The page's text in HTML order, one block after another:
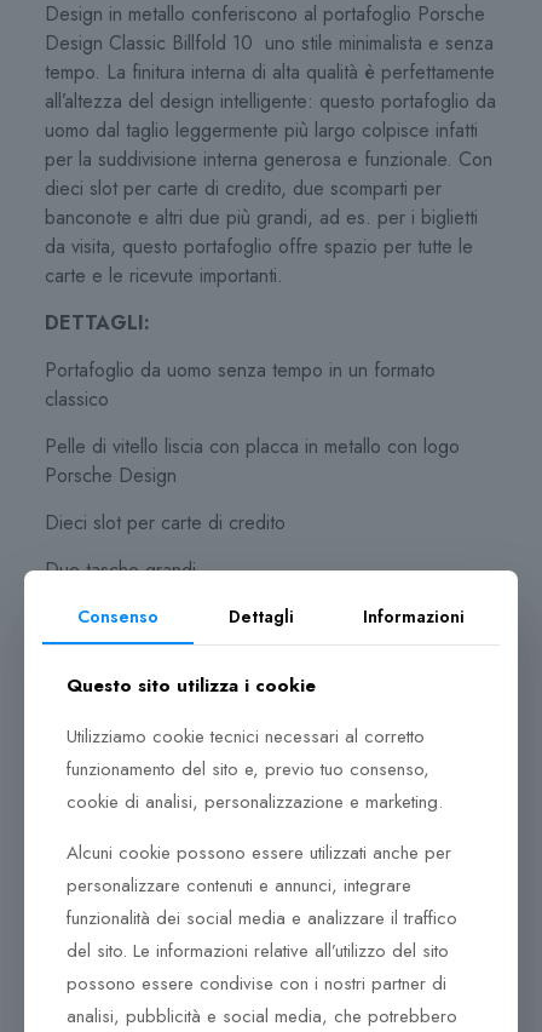
Design in metallo conferiscono al portafoglio Porsche
Design Classic Billfold 10 uno stile minimalista e senza
tempo. La finitura interna di alta qualità è perfettamente
all’altezza del design intelligente: questo portafoglio da
uomo dal taglio leggermente più largo colpisce infatti
per la suddivisione interna generosa e funzionale. Con
dieci slot per carte di credito, due scomparti per
banconote e altri due più grandi, ad es. per i biglietti
da visita, questo portafoglio offre spazio per tutte le
carte e le ricevute importanti.
DETTAGLI:
Portafoglio da uomo senza tempo in un formato
classico
Pelle di vitello liscia con placca in metallo con logo
Porsche Design
Dieci slot per carte di credito
Due tasche grandi
Due scomparti per banconote
Pelle liscia e lucida di alta qualità di colore nero, una
raffinata targhetta metallica con logo e senza alcuna
linea di cucitura: queste le caratteristiche che
conferiscono alla Small Leather Goods Classic
Collection un un look senza tempo, classico e
minimale, pensato per ottenere un connubio perfetto
tra estetica e funzionalità. Che si tratti di contanti o
carte di credito, qualsiasi cosa può essere riposta in
tutta sicurezza in spazi dedicati e facilmente
accessibili. Ulteriore dettaglio: gli articoli sono protetti
Consenso Dettagli Informazioni
Questo sito utilizza i cookie
Utilizziamo cookie tecnici necessari al corretto
funzionamento del sito e, previo tuo consenso,
cookie di analisi, personalizzazione e marketing.
Alcuni cookie possono essere utilizzati anche per
personalizzare contenuti e annunci, integrare
funzionalità dei social media e analizzare il traffico
del sito. Le informazioni relative all’utilizzo del sito
possono essere condivise con i nostri partner di
analisi, pubblicità e social media, che potrebbero